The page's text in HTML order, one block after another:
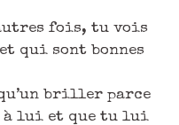
fois, tu vois
qui sont bonnes
briller parce
à lui et que tu lui